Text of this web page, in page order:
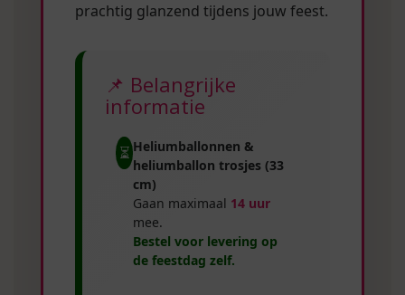
prachtig glanzend tijdens jouw feest.
📌 Belangrijke
informatie
⏳ Heliumballonnen &
heliumballon trosjes (33
cm)
Gaan maximaal 14 uur
mee.
Bestel voor levering op
de feestdag zelf.